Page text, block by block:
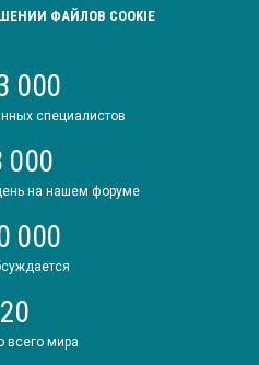
ФАЙЛОВ COOKIE
000
специалистов
000
на нашем форуме
000
20
всего мира